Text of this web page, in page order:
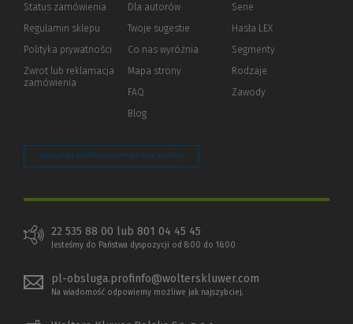
Status zamówienia
Regulamin sklepu
Polityka prywatności (Nowe
(Link
innej
Zwrot lub reklamacja
zamówienia
Dla autorów(Nowe
(Link
innej
Twoje sugestie
Co nas wyróżnia
Mapa strony
FAQ
Blog
Serie
Hasła LEX
Segmenty
Rodzaje
Zawody
Zarządzaj preferencjami plików cookie
22 535 88 00 lub 801 04 45 45
Jesteśmy do Państwa dyspozycji od 8:00 do 16:00
pl-obsluga.profinfo@wolterskluwer.com
Na wiadomość odpowiemy możliwe jak najszybciej.